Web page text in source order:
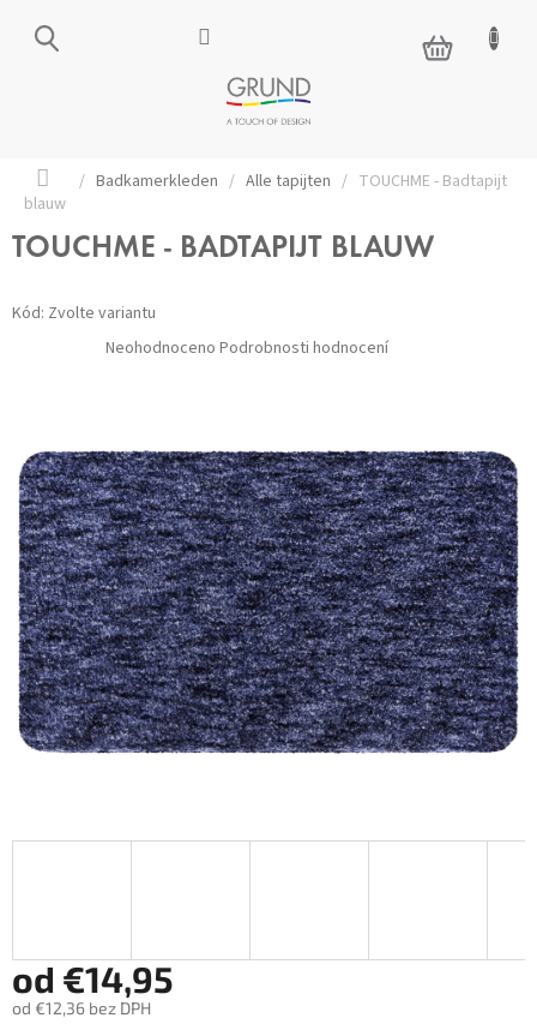
NÁKUPNÍ
KOŠÍK
Domů
/ Badkamerkleden / Alle tapijten / TOUCHME - Badtapijt
blauw
TOUCHME - BADTAPIJT BLAUW
Kód: Zvolte variantu
Průměrné
hodnocení
Neohodnoceno Podrobnosti hodnocení
od €14,95
od €12,36 bez DPH